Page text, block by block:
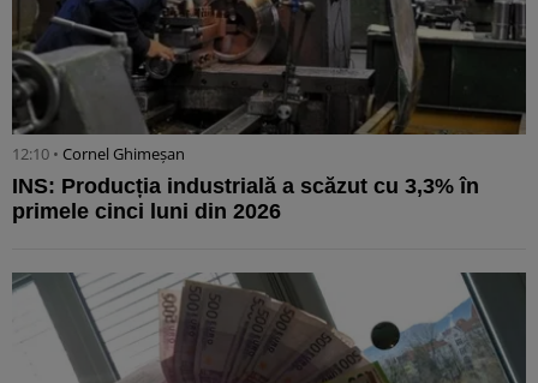
12:10 • Cornel Ghimeșan
INS: Producția industrială a scăzut cu 3,3% în
primele cinci luni din 2026